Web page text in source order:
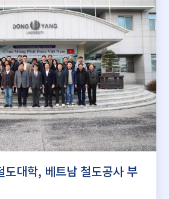
도대학, 베트남 철도공사 부